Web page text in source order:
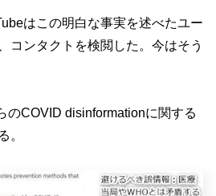
はこの明白な事実を述べたユー
コンタクトを検閲した。今はそう
のCOVID disinformationに関する
。